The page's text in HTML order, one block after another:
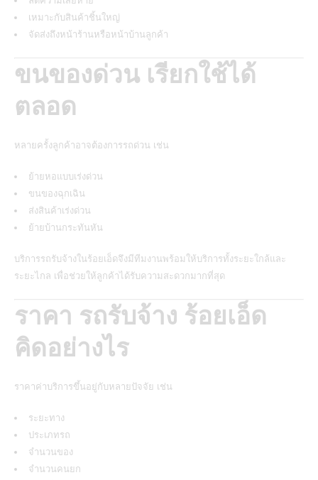
เหมาะกับสินค้าชิ้นใหญ่
จัดส่งถึงหน้าร้านหรือหน้าบ้านลูกค้า
ขนของด่วน เรียกใช้ได้
ตลอด
หลายครั้งลูกค้าอาจต้องการรถด่วน เช่น
ย้ายหอแบบเร่งด่วน
ขนของฉุกเฉิน
ส่งสินค้าเร่งด่วน
ย้ายบ้านกระทันหัน
บริการรถรับจ้างในร้อยเอ็ดจึงมีทีมงานพร้อมให้บริการทั้งระยะใกล้และ
ระยะไกล เพื่อช่วยให้ลูกค้าได้รับความสะดวกมากที่สุด
ราคา รถรับจ้าง ร้อยเอ็ด
คิดอย่างไร
ราคาค่าบริการขึ้นอยู่กับหลายปัจจัย เช่น
ระยะทาง
ประเภทรถ
จำนวนของ
จำนวนคนยก